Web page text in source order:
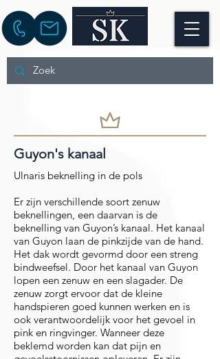
Guyon's kanaal
Ulnaris beknelling in de pols
Er zijn verschillende soort zenuw
beknellingen, een daarvan is de
beknelling van Guyon’s kanaal. Het kanaal
van Guyon laan de pinkzijde van de hand.
Het dak wordt gevormd door een streng
bindweefsel. Door het kanaal van Guyon
lopen een zenuw en een slagader. De
zenuw zorgt ervoor dat de kleine
handspieren goed kunnen werken en is
ook verantwoordelijk voor het gevoel in
pink en ringvinger. Wanneer deze
beklemd worden kan dat pijn en